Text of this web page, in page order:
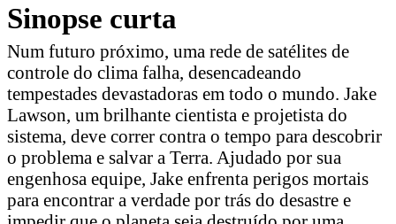
Sinopse curta
Num futuro próximo, uma rede de satélites de
controle do clima falha, desencadeando
tempestades devastadoras em todo o mundo. Jake
Lawson, um brilhante cientista e projetista do
sistema, deve correr contra o tempo para descobrir
o problema e salvar a Terra. Ajudado por sua
engenhosa equipe, Jake enfrenta perigos mortais
para encontrar a verdade por trás do desastre e